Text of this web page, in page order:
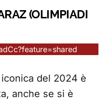
(OLIMPIADI
del 2024 è
anche se si è